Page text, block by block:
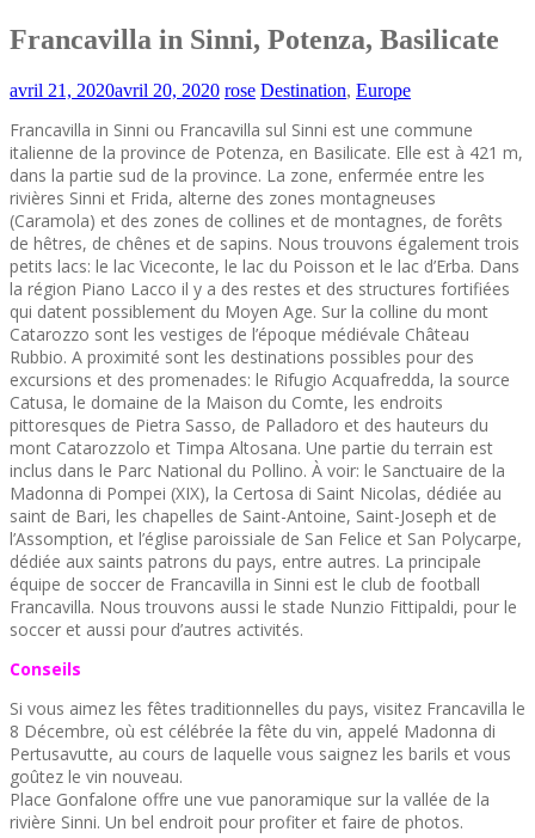
Francavilla in Sinni, Potenza, Basilicate
avril 21, 2020avril 20, 2020 rose Destination, Europe
Francavilla in Sinni ou Francavilla sul Sinni est une commune
italienne de la province de Potenza, en Basilicate. Elle est à 421 m,
dans la partie sud de la province. La zone, enfermée entre les
rivières Sinni et Frida, alterne des zones montagneuses
(Caramola) et des zones de collines et de montagnes, de forêts
de hêtres, de chênes et de sapins. Nous trouvons également trois
petits lacs: le lac Viceconte, le lac du Poisson et le lac d’Erba. Dans
la région Piano Lacco il y a des restes et des structures fortifiées
qui datent possiblement du Moyen Age. Sur la colline du mont
Catarozzo sont les vestiges de l’époque médiévale Château
Rubbio. A proximité sont les destinations possibles pour des
excursions et des promenades: le Rifugio Acquafredda, la source
Catusa, le domaine de la Maison du Comte, les endroits
pittoresques de Pietra Sasso, de Palladoro et des hauteurs du
mont Catarozzolo et Timpa Altosana. Une partie du terrain est
inclus dans le Parc National du Pollino. À voir: le Sanctuaire de la
Madonna di Pompei (XIX), la Certosa di Saint Nicolas, dédiée au
saint de Bari, les chapelles de Saint-Antoine, Saint-Joseph et de
l’Assomption, et l’église paroissiale de San Felice et San Polycarpe,
dédiée aux saints patrons du pays, entre autres. La principale
équipe de soccer de Francavilla in Sinni est le club de football
Francavilla. Nous trouvons aussi le stade Nunzio Fittipaldi, pour le
soccer et aussi pour d’autres activités.
Conseils
Si vous aimez les fêtes traditionnelles du pays, visitez Francavilla le
8 Décembre, où est célébrée la fête du vin, appelé Madonna di
Pertusavutte, au cours de laquelle vous saignez les barils et vous
goûtez le vin nouveau.
Place Gonfalone offre une vue panoramique sur la vallée de la
rivière Sinni. Un bel endroit pour profiter et faire de photos.